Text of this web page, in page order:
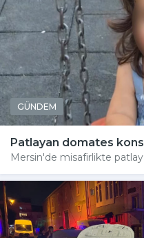
GÜNDEM
Patlayan domates
Mersin'de misafirlikte